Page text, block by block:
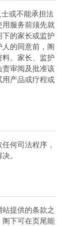
或不能承担法
服务前须先就
的家长或监护
的同意前，阁
。家长、监护
审阅及批准该
产品或疗程或
何司法程序，
。
提供的条款之
下可在页尾能